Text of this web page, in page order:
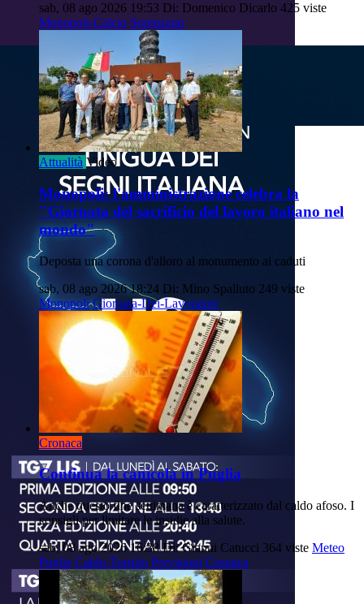
sab, 08 ago 2026 19:53 Di: Domenico Dicarlo 425 viste
Monopoli-Calcio Squinzano
Attualità Video
Monopoli: l'amministrazione celebra la
"Giornata del sacrificio del lavoro italiano nel
mondo"
Deposta una corona d'alloro al monumento ai caduti
sab, 08 ago 2026 18:24 Di: Mino Spalluto 249 viste
Monopoli Giornata-Dei-Lavoratori
Cronaca
Continua la canicola in Puglia
Anche questo fine settimana è caratterizzato dal caldo afoso. I
consigli per limitare le insidie alla salute.
sab, 08 ago 2026 16:38 Di: Gianni Catucci 364 viste Meteo
Puglia Caldo-Torrido Previsioni Cronaca